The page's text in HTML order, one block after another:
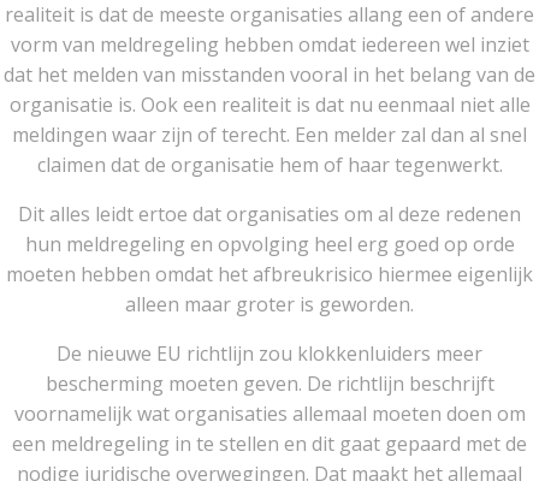
realiteit is dat de meeste organisaties allang een of andere
vorm van meldregeling hebben omdat iedereen wel inziet
dat het melden van misstanden vooral in het belang van de
organisatie is. Ook een realiteit is dat nu eenmaal niet alle
meldingen waar zijn of terecht. Een melder zal dan al snel
claimen dat de organisatie hem of haar tegenwerkt.
Dit alles leidt ertoe dat organisaties om al deze redenen
hun meldregeling en opvolging heel erg goed op orde
moeten hebben omdat het afbreukrisico hiermee eigenlijk
alleen maar groter is geworden.
De nieuwe EU richtlijn zou klokkenluiders meer
bescherming moeten geven. De richtlijn beschrijft
voornamelijk wat organisaties allemaal moeten doen om
een meldregeling in te stellen en dit gaat gepaard met de
nodige juridische overwegingen. Dat maakt het allemaal